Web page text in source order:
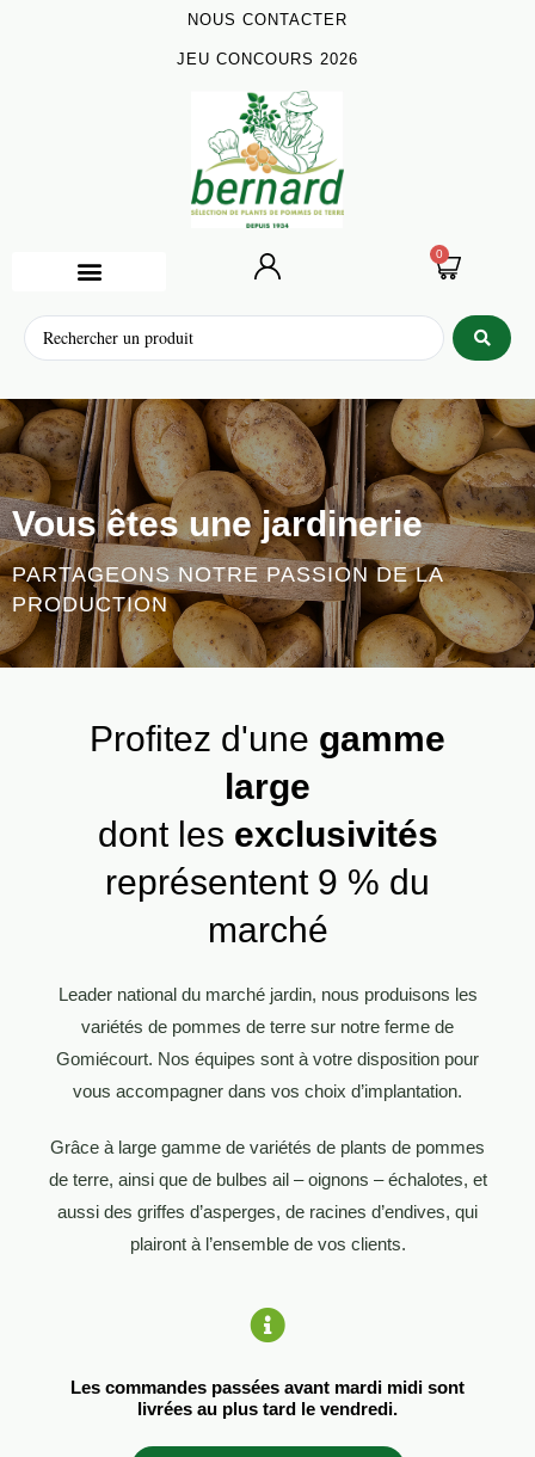
NOUS CONTACTER
JEU CONCOURS 2026
0
Vous êtes une jardinerie
PARTAGEONS NOTRE PASSION DE LA
PRODUCTION
Profitez d'une gamme
large
dont les exclusivités
représentent 9 % du
marché
Leader national du marché jardin, nous produisons les
variétés de pommes de terre sur notre ferme de
Gomiécourt. Nos équipes sont à votre disposition pour
vous accompagner dans vos choix d’implantation.
Grâce à large gamme de variétés de plants de pommes
de terre, ainsi que de bulbes ail – oignons – échalotes, et
aussi des griffes d’asperges, de racines d’endives, qui
plairont à l’ensemble de vos clients.
Les commandes passées avant mardi midi sont
livrées au plus tard le vendredi.